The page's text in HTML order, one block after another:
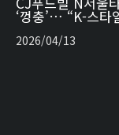
‘껑충’… “K-스타
2026/04/13